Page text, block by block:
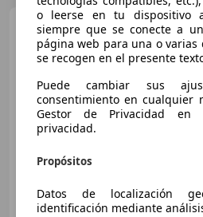
€
06/2022
o leerse en tu dispositivo
siempre que se conecte a
página web para una o
se recogen en el presente
Puede cambiar sus
consentimiento en cualquier
Gestor de Privacidad en
privacidad.
Propósitos
Datos de localización
identificación mediante